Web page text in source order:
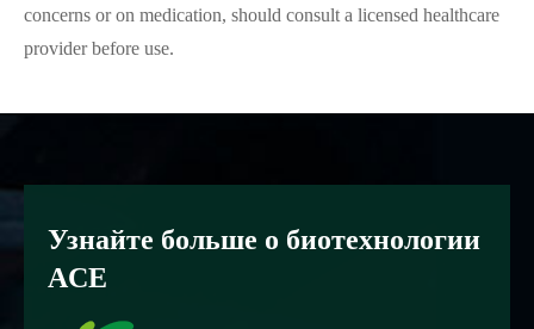
concerns or on medication, should consult a licensed healthcare
provider before use.
Узнайте больше о биотехнологии
ACE